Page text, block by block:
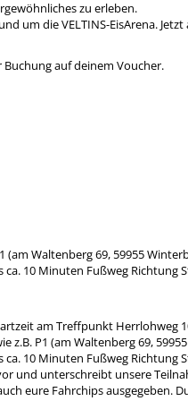
zu erleben.
um die VELTINS-EisArena.
auf deinem Voucher.
Waltenberg 69, 59955
10 Minuten Fußweg Richtung
am Treffpunkt Herrlohweg
z.B. P1 (am Waltenberg 69,
10 Minuten Fußweg Richtung
und unterschreibt unsere
eure Fahrchips ausgegeben.